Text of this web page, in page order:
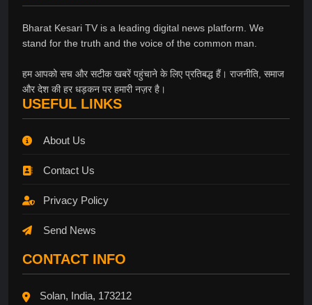
Bharat Kesari TV is a leading digital news platform. We
stand for the truth and the voice of the common man.
हम आपको सच और सटीक खबरें पहुंचाने के लिए प्रतिबद्ध हैं। राजनीति, समाज
और देश की हर धड़कन पर हमारी नज़र है।
USEFUL LINKS
About Us
Contact Us
Privacy Policy
Send News
CONTACT INFO
Solan, India, 173212